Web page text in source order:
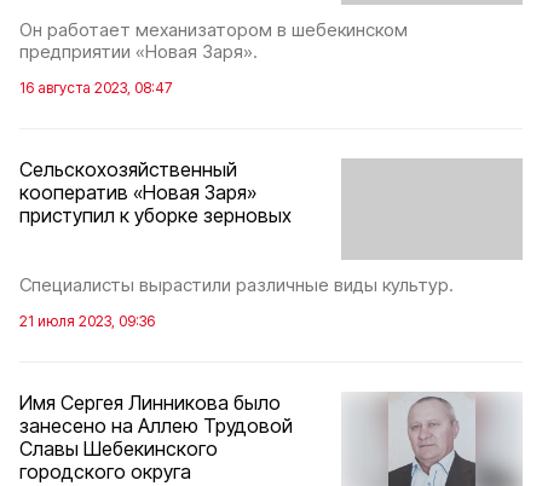
Он работает механизатором в шебекинском
предприятии «Новая Заря».
16 августа 2023, 08:47
Сельскохозяйственный
кооператив «Новая Заря»
приступил к уборке зерновых
Специалисты вырастили различные виды культур.
21 июля 2023, 09:36
Имя Сергея Линникова было
занесено на Аллею Трудовой
Славы Шебекинского
городского округа